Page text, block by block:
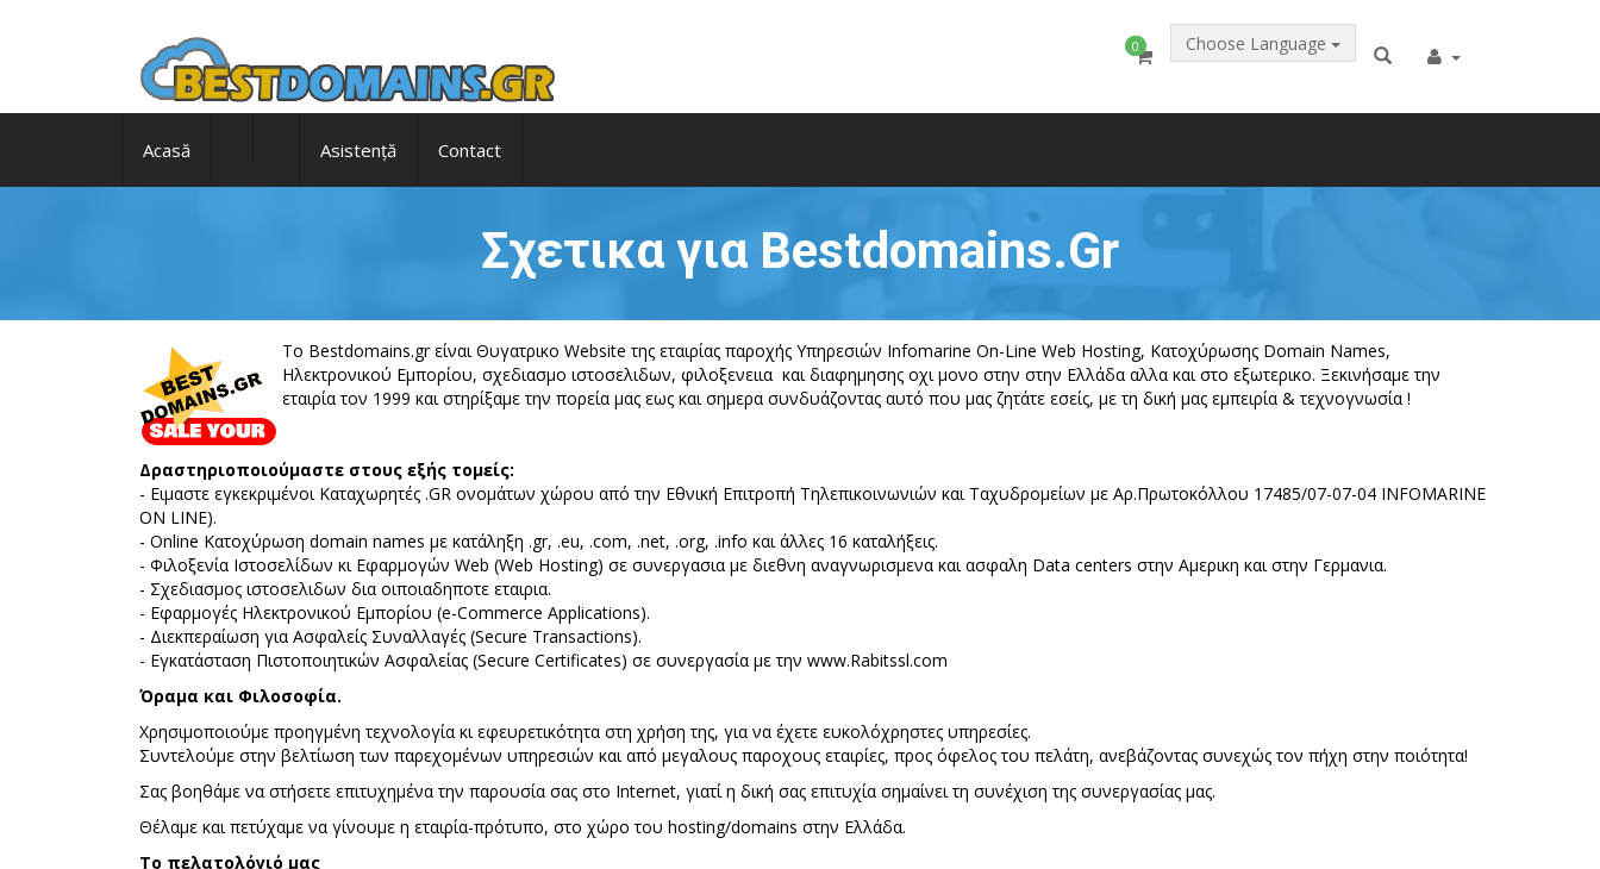
0 Choose Language
Acasă Asistență Contact
Σχετικα για Bestdomains.Gr
To Bestdomains.gr είναι Θυγατρικο Website της εταιρίας παροχής Υπηρεσιών Infomarine On-Line Web Hosting, Kατοχύρωσης Domain Names,
Ηλεκτρονικού Εμπορίου, σχεδιασμο ιστοσελιδων, φιλοξενειια και διαφημησης οχι μονο στην στην Ελλάδα αλλα και στο εξωτερικο. Ξεκινήσαμε την
εταιρία τον 1999 και στηρίξαμε την πορεία μας εως και σημερα συνδυάζοντας αυτό που μας ζητάτε εσείς, με τη δική μας εμπειρία & τεχνογνωσία !
Δραστηριοποιούμαστε στους εξής τομείς:
- Ειμαστε εγκεκριμένοι Καταχωρητές .GR ονομάτων χώρου από την Εθνική Επιτροπή Τηλεπικοινωνιών και Ταχυδρομείων με Αρ.Πρωτοκόλλου 17485/07-07-04 INFOMARINE
ON LINE).
- Online Κατοχύρωση domain names με κατάληξη .gr, .eu, .com, .net, .org, .info και άλλες 16 καταλήξεις.
- Φιλοξενία Ιστοσελίδων κι Εφαρμογών Web (Web Hosting) σε συνεργασια με διεθνη αναγνωρισμενα και ασφαλη Data centers στην Αμερικη και στην Γερμανια.
- Σχεδιασμος ιστοσελιδων δια οιποιαδηποτε εταιρια.
- Εφαρμογές Ηλεκτρονικού Εμπορίου (e-Commerce Applications).
- Διεκπεραίωση για Ασφαλείς Συναλλαγές (Secure Transactions).
- Εγκατάσταση Πιστοποιητικών Ασφαλείας (Secure Certificates) σε συνεργασία με την www.Rabitssl.com
Όραμα και Φιλοσοφία.
Χρησιµοποιούμε προηγµένη τεχνολογία κι εφευρετικότητα στη χρήση της, για να έχετε ευκολόχρηστες υπηρεσίες.
Συντελούμε στην βελτίωση των παρεχομένων υπηρεσιών και από μεγαλους παροχους εταιρίες, προς όφελος του πελάτη, ανεβάζοντας συνεχώς τον πήχη στην ποιότητα!
Σας βοηθάμε να στήσετε επιτυχημένα την παρουσία σας στο Internet, γιατί η δική σας επιτυχία σημαίνει τη συνέχιση της συνεργασίας μας.
Θέλαμε και πετύχαμε να γίνουμε η εταιρία-πρότυπο, στο χώρο του hosting/domains στην Ελλάδα.
Το πελατολόγιό μας